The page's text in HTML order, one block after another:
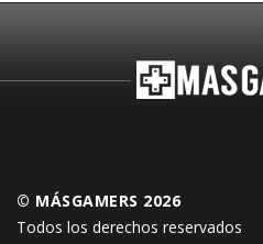
© MÁSGAMERS 2026
Todos los derechos reservados